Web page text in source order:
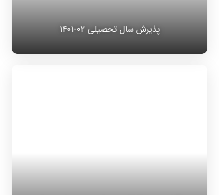
پذیرش سال تحصیلی ۰۲-۱۴۰۱